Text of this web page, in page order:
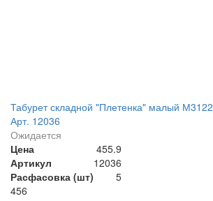
Табурет складной "Плетенка" малый М3122
Арт. 12036
Ожидается
Цена
455.9
Артикул
12036
Расфасовка (шт)
5
456